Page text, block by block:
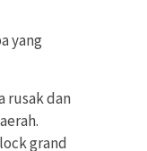
yang
rusak dan
grand